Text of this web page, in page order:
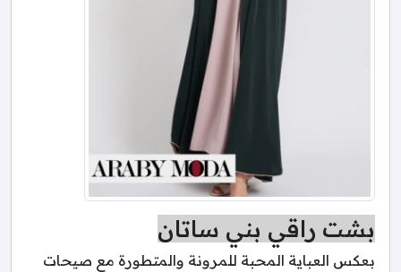
بشت راقي بني ساتان
بعكس العباية المحبة للمرونة والمتطورة مع صيحات